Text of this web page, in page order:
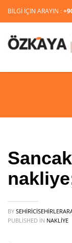
BİLGİ İÇİN ARAYIN :
BY
PUBLISHED IN NAKLİYE